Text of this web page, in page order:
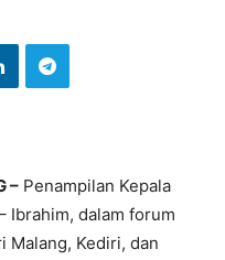
– Penampilan Kepala
Ibrahim, dalam forum
Malang, Kediri, dan